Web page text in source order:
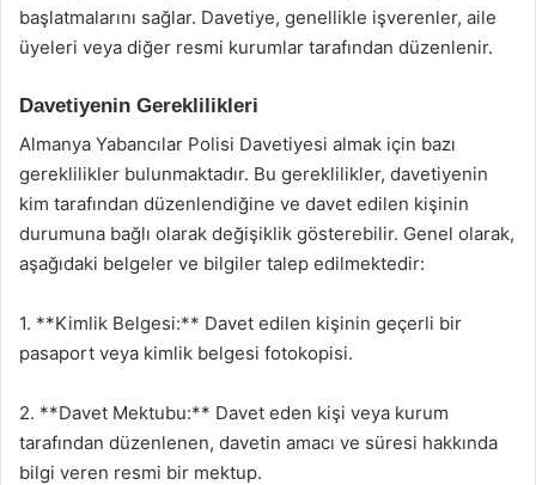
başlatmalarını sağlar. Davetiye, genellikle işverenler, aile
üyeleri veya diğer resmi kurumlar tarafından düzenlenir.
Davetiyenin Gereklilikleri
Almanya Yabancılar Polisi Davetiyesi almak için bazı
gereklilikler bulunmaktadır. Bu gereklilikler, davetiyenin
kim tarafından düzenlendiğine ve davet edilen kişinin
durumuna bağlı olarak değişiklik gösterebilir. Genel olarak,
aşağıdaki belgeler ve bilgiler talep edilmektedir:
1. **Kimlik Belgesi:** Davet edilen kişinin geçerli bir
pasaport veya kimlik belgesi fotokopisi.
2. **Davet Mektubu:** Davet eden kişi veya kurum
tarafından düzenlenen, davetin amacı ve süresi hakkında
bilgi veren resmi bir mektup.